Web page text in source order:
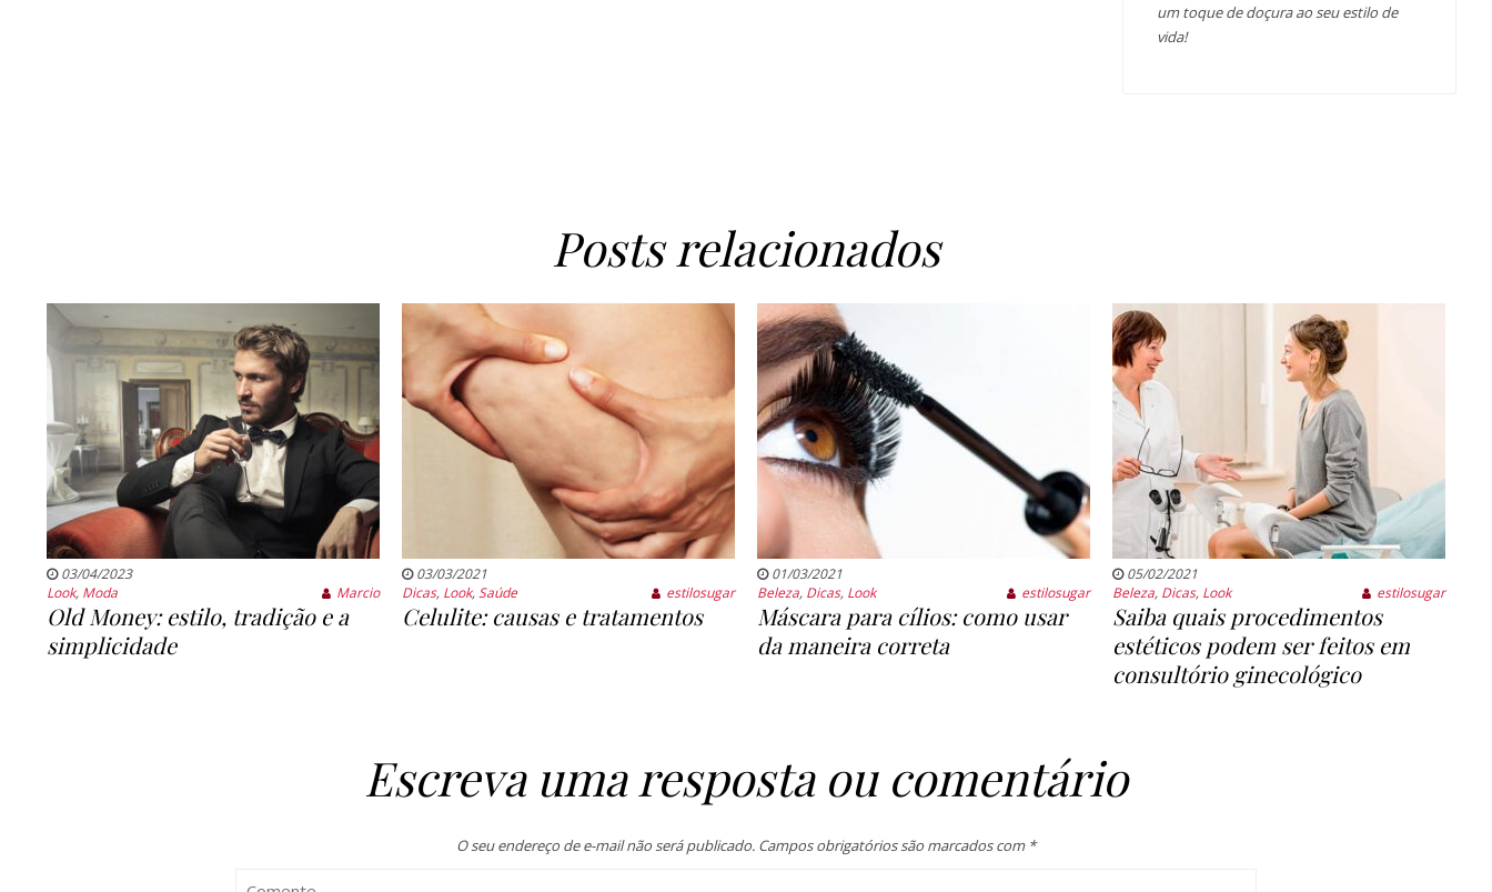
um toque de doçura ao seu estilo de
vida!
Posts relacionados
03/04/2023
Look, Moda Marcio
Old Money: estilo, tradição e a
simplicidade
03/03/2021
Dicas, Look,Saúde estilosugar
Celulite: causas e tratamentos
01/03/2021
Beleza, Dicas, Look estilosugar
Máscara para cílios: como usar
da maneira correta
05/02/2021
Beleza, Dicas, Look estilosugar
Saiba quais procedimentos
estéticos podem ser feitos em
consultório ginecológico
Escreva uma resposta ou comentário
O seu endereço de e-mail não será publicado. Campos obrigatórios são marcados com *